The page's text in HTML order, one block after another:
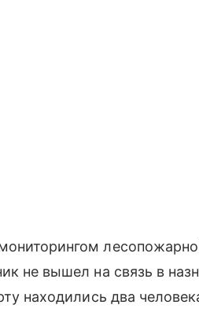
не вышел на связь в
находились два